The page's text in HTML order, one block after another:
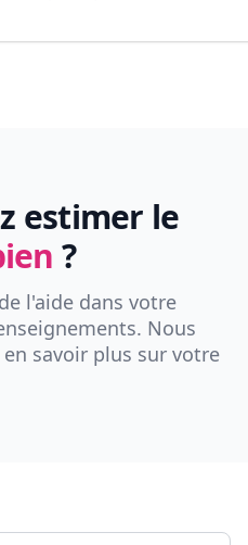
estimer le
?
l'aide dans votre
Nous
savoir plus sur votre